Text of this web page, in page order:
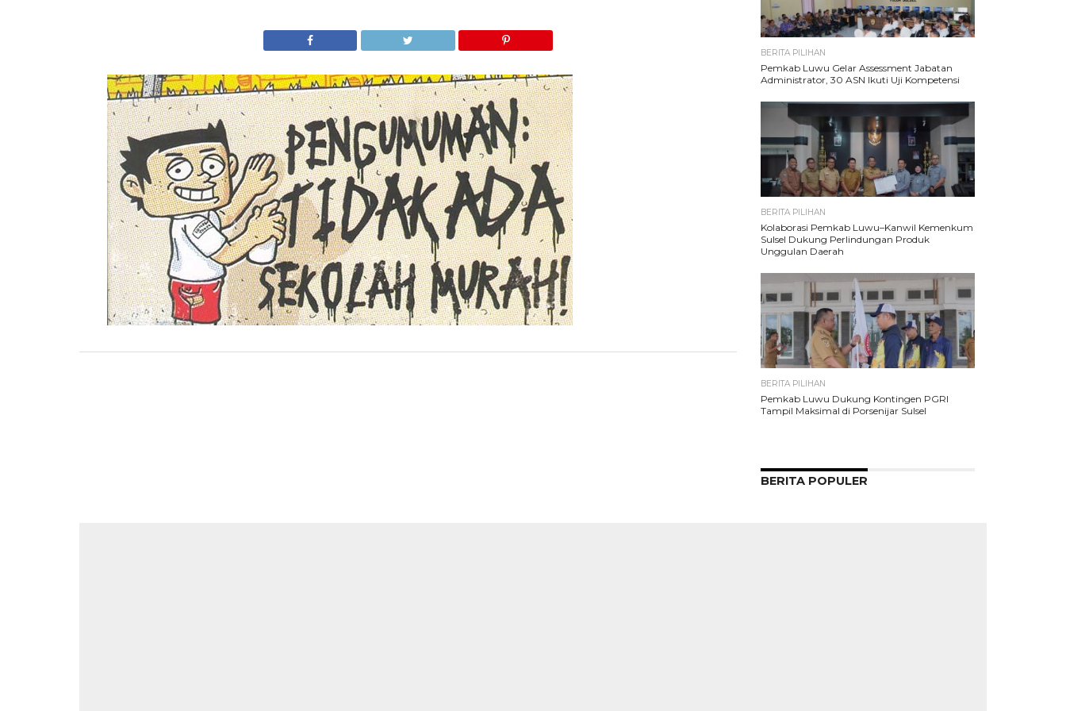
BERITA PILIHAN
Pemkab Luwu Gelar Assessment Jabatan
Administrator, 30 ASN Ikuti Uji Kompetensi
BERITA PILIHAN
Kolaborasi Pemkab Luwu–Kanwil Kemenkum
Sulsel Dukung Perlindungan Produk
Unggulan Daerah
BERITA PILIHAN
Pemkab Luwu Dukung Kontingen PGRI
Tampil Maksimal di Porsenijar Sulsel
BERITA POPULER